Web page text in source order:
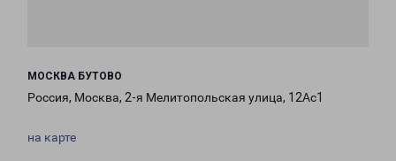
МОСКВА БУТОВО
Россия, Москва, 2-я Мелитопольская улица, 12Ас1
на карте